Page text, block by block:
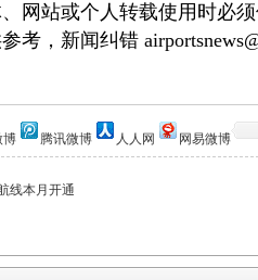
网站或个人转载使用时必
考，新闻纠错
博 腾讯微博 人人网 网易微博
线本月开通